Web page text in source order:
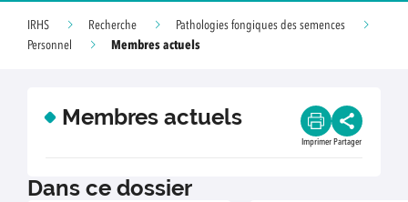
IRHS Recherche
Pathologies fongiques des semences
Personnel
Membres actuels
Membres actuels
Imprimer Partager
Dans ce dossier